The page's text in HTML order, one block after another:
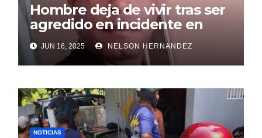
Hombre deja de vivir tras ser
agredido en incidente en
SDEJUN 16, 2025 NELSON HERNANDEZ
NOTICIAS